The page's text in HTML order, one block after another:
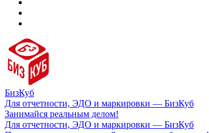
БизКуб
Для отчетности, ЭДО и маркировки — БизКуб
Занимайся реальным делом!
Для отчетности, ЭДО и маркировки — БизКуб